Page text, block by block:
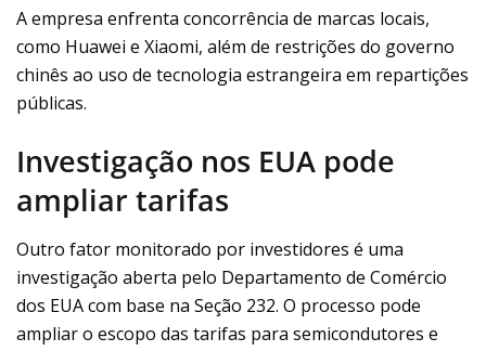
A empresa enfrenta concorrência de marcas locais,
como Huawei e Xiaomi, além de restrições do governo
chinês ao uso de tecnologia estrangeira em repartições
públicas.
Investigação nos EUA pode
ampliar tarifas
Outro fator monitorado por investidores é uma
investigação aberta pelo Departamento de Comércio
dos EUA com base na Seção 232. O processo pode
ampliar o escopo das tarifas para semicondutores e